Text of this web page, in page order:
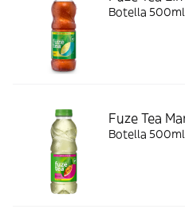
Botella 500ml
Fuze Tea
Botella 500ml